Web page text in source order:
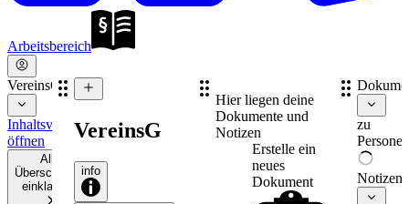
Arbeitsbereich
VereinsG
Inhaltsverzeichnis
öffnen
Alle
Überschriften
einklappen
VereinsG
info
Hier liegen deine
Dokumente und
Notizen
Erstelle ein
neues
Dokument
zu
Notizen